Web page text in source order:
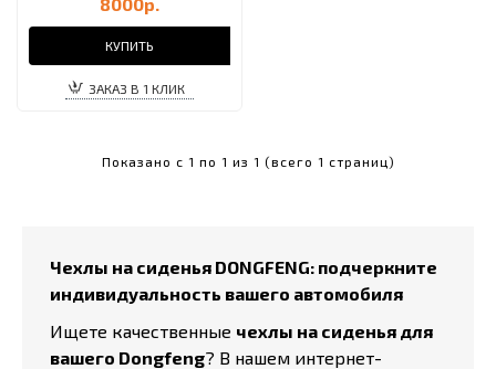
КУПИТЬ
ЗАКАЗ В 1 КЛИК
Показано с 1 по 1 из 1 (всего 1 страниц)
Чехлы на сиденья DONGFENG: подчеркните
индивидуальность вашего автомобиля
Ищете качественные чехлы на сиденья для
вашего Dongfeng? В нашем интернет-